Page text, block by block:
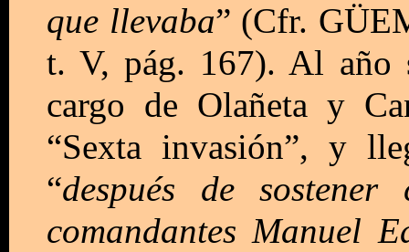
que llevaba” (Cfr.
t. V, pág. 167). Al año
cargo de Olañeta y
“Sexta invasión”, y
“después de
comandantes Manuel